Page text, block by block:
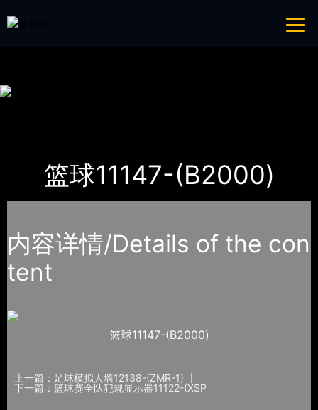
导航
网站地图
篮球11147-(B2000)
内容详情/Details of the con
tent
篮球11147-(B2000)
上一篇：足球模拟人墙12138-(ZMR-1)
下一篇：篮球赛全队犯规显示器11122-(XSP